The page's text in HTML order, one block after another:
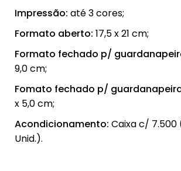
Impressão: até 3 cores;
Formato aberto: 17,5 x 21 cm;
Formato fechado p/
9,0 cm;
Fomato fechado p/
x 5,0 cm;
Acondicionamento: Caixa c/
Unid.).